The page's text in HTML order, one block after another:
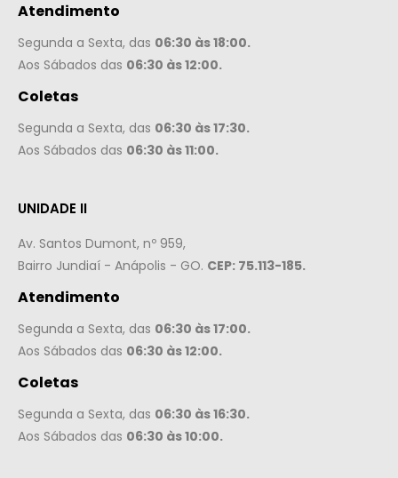
Atendimento
Segunda a Sexta, das 06:30 às 18:00.
Aos Sábados das 06:30 às 12:00.
Coletas
Segunda a Sexta, das 06:30 às 17:30.
Aos Sábados das 06:30 às 11:00.
UNIDADE II
Av. Santos Dumont, nº 959,
Bairro Jundiaí - Anápolis - GO. CEP: 75.113-185.
Atendimento
Segunda a Sexta, das 06:30 às 17:00.
Aos Sábados das 06:30 às 12:00.
Coletas
Segunda a Sexta, das 06:30 às 16:30.
Aos Sábados das 06:30 às 10:00.